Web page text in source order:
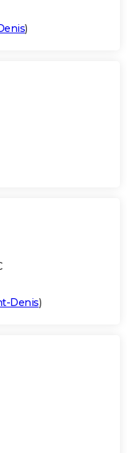
)
Denis)